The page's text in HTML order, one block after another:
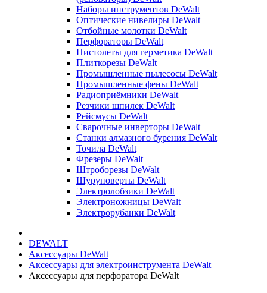
Наборы инструментов DeWalt
Оптические нивелиры DeWalt
Отбойные молотки DeWalt
Перфораторы DeWalt
Пистолеты для герметика DeWalt
Плиткорезы DeWalt
Промышленные пылесосы DeWalt
Промышленные фены DeWalt
Радиоприёмники DeWalt
Резчики шпилек DeWalt
Рейсмусы DeWalt
Сварочные инверторы DeWalt
Станки алмазного бурения DeWalt
Точила DeWalt
Фрезеры DeWalt
Штроборезы DeWalt
Шуруповерты DeWalt
Электролобзики DeWalt
Электроножницы DeWalt
Электрорубанки DeWalt
DEWALT
Аксессуары DeWalt
Аксессуары для электроинструмента DeWalt
Аксессуары для перфоратора DeWalt